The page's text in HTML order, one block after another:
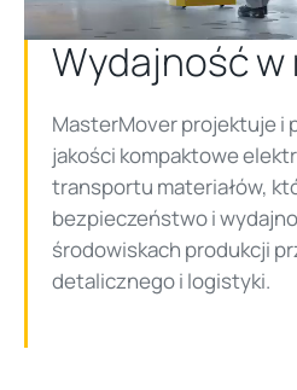
Wydajność w
MasterMover projektuje i
jakości kompaktowe
transportu materiałów,
bezpieczeństwo i
środowiskach produkcji
detalicznego i logistyki.